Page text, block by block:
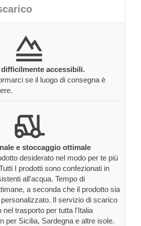
accessibili.
se il luogo di consegna è
e stoccaggio ottimale
desiderato nel modo per te più
I prodotti sono confezionati in
all'acqua. Tempo di
a seconda che il prodotto sia
Il servizio di scarico
trasporto per tutta l'Italia
per Sicilia, Sardegna e altre isole.